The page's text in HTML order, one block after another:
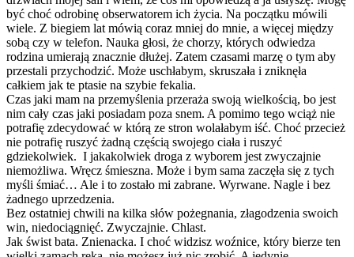
być choć odrobinę obserwatorem ich życia. Na początku mówili
wiele. Z biegiem lat mówią coraz mniej do mnie, a więcej między
sobą czy w telefon. Nauka głosi, że chorzy, których odwiedza
rodzina umierają znacznie dłużej. Zatem czasami marzę o tym aby
przestali przychodzić. Może uschłabym, skruszała i zniknęła
całkiem jak te ptasie na szybie fekalia.
Czas jaki mam na przemyślenia przeraża swoją wielkością, bo jest
nim cały czas jaki posiadam poza snem. A pomimo tego wciąż nie
potrafię zdecydować w którą ze stron wolałabym iść. Choć przecież
nie potrafię ruszyć żadną częścią swojego ciała i ruszyć
gdziekolwiek. I jakakolwiek droga z wyborem jest zwyczajnie
niemożliwa. Wręcz śmieszna. Może i bym sama zaczęła się z tych
myśli śmiać… Ale i to zostało mi zabrane. Wyrwane. Nagle i bez
żadnego uprzedzenia.
Bez ostatniej chwili na kilka słów pożegnania, złagodzenia swoich
win, niedociągnięć. Zwyczajnie. Chlast.
Jak świst bata. Znienacka. I choć widzisz woźnice, który bierze ten